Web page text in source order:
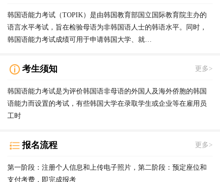
韩国语能力考试（TOPIK）是由韩国教育部国立国际教育院主办的
语言水平考试，旨在检验母语为非韩国语人士的韩语水平。同时，
韩国语能力考试成绩可用于申请韩国大学、就…
考生须知 更多>
韩国语能力考试是为评价韩国语非母语的外国人及海外侨胞的韩国
语能力而设置的考试，有些韩国大学在录取学生或企业等在雇用员
工时
报名流程 更多>
第一阶段：注册个人信息和上传电子照片，第二阶段：预定座位和
支付考费，即完成报考